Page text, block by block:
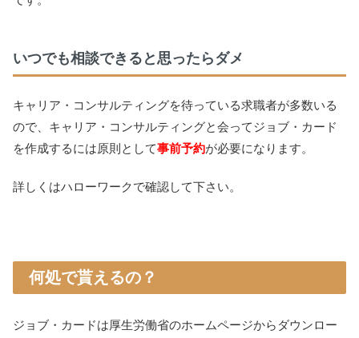
いつでも相談できると思ったらダメ
キャリア・コンサルティングを待っている求職者が多数いる
ので、キャリア・コンサルティングと会ってジョブ・カード
を作成するには原則として事前予約が必要になります。
詳しくはハローワークで確認して下さい。
何処で貰えるの？
ジョブ・カードは厚生労働省のホームページからダウンロー